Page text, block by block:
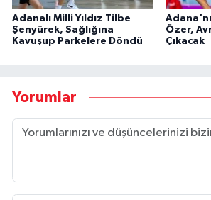
Adanalı Milli Yıldız Tilbe
Şenyürek, Sağlığına
Kavuşup Parkelere Döndü
Özer,
Çıkacak
Yorumlar